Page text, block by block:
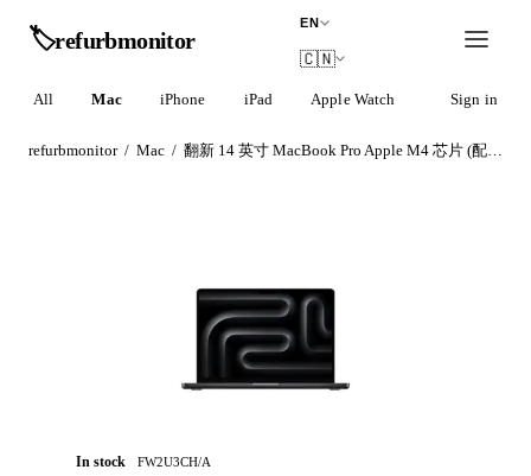
🏷️refurbmonitor
EN
🇨🇳
All Mac iPhone iPad Apple Watch AirPods
Sign in
refurbmonitor / Mac / 翻新 14 英寸 MacBook Pro Apple M4 芯片 (配备 10 核中央处理器和 10 核图形处理器) - 深空黑色
In stock FW2U3CH/A